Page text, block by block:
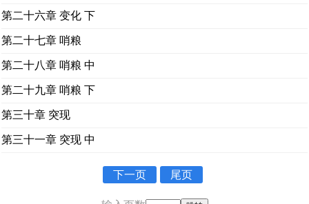
第二十六章 变化 下
第二十七章 哨粮
第二十八章 哨粮 中
第二十九章 哨粮 下
第三十章 突现
第三十一章 突现 中
下一页 尾页